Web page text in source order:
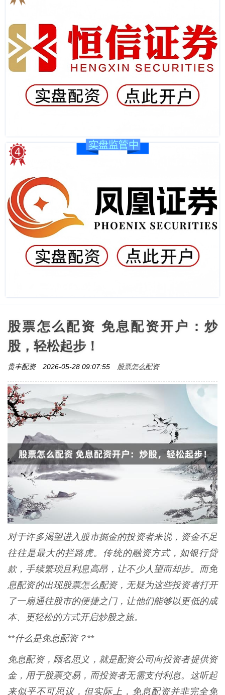
股票怎么配资 免息配资开户：炒
股，轻松起步！
贵丰配资 2026-05-28 09:07:55 股票怎么配资
对于许多渴望进入股市掘金的投资者来说，资金不足
往往是最大的拦路虎。传统的融资方式，如银行贷
款，手续繁琐且利息高昂，让不少人望而却步。而免
息配资的出现股票怎么配资，无疑为这些投资者打开
了一扇通往股市的便捷之门，让他们能够以更低的成
本、更轻松的方式开启炒股之旅。
**什么是免息配资？**
免息配资，顾名思义，就是配资公司向投资者提供资
金，用于股票交易，而投资者无需支付利息。这听起
来似乎不可思议，但实际上，免息配资并非完全免